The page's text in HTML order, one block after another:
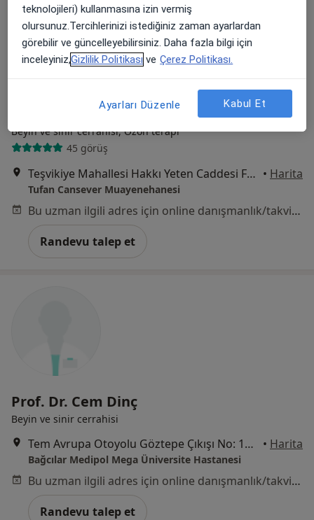
Doç. Dr. Tufan Cansever
Beyin ve sinir cerrahisi, Ozon terapi
45 görüş
Teşvikiye Mahallesi Hakkı Yeten Caddesi Fulya Terrace Residence Center:1 No:11 Kat:5 Daire 12, İstanbul • Harita
Tufan Cansever Muayenehanesi
Bu uzman ilgili adres için online danışmanlık/takvim sunmuyor.
Randevu talep et
Prof. Dr. Cem Dinç
Beyin ve sinir cerrahisi
Tem Avrupa Otoyolu Göztepe Çıkışı No: 1Bağcılar, İstanbul • Harita
Bağcılar Medipol Mega Üniversite Hastanesi
Bu uzman ilgili adres için online danışmanlık/takvim sunmuyor.
Randevu talep et
teknolojileri) kullanmasına izin vermiş
olursunuz.Tercihlerinizi istediğiniz zaman ayarlardan
görebilir ve güncelleyebilirsiniz. Daha fazla bilgi için
inceleyiniz,Gizlilik Politikası ve Çerez Politikası.
Ayarları Düzenle Kabul Et